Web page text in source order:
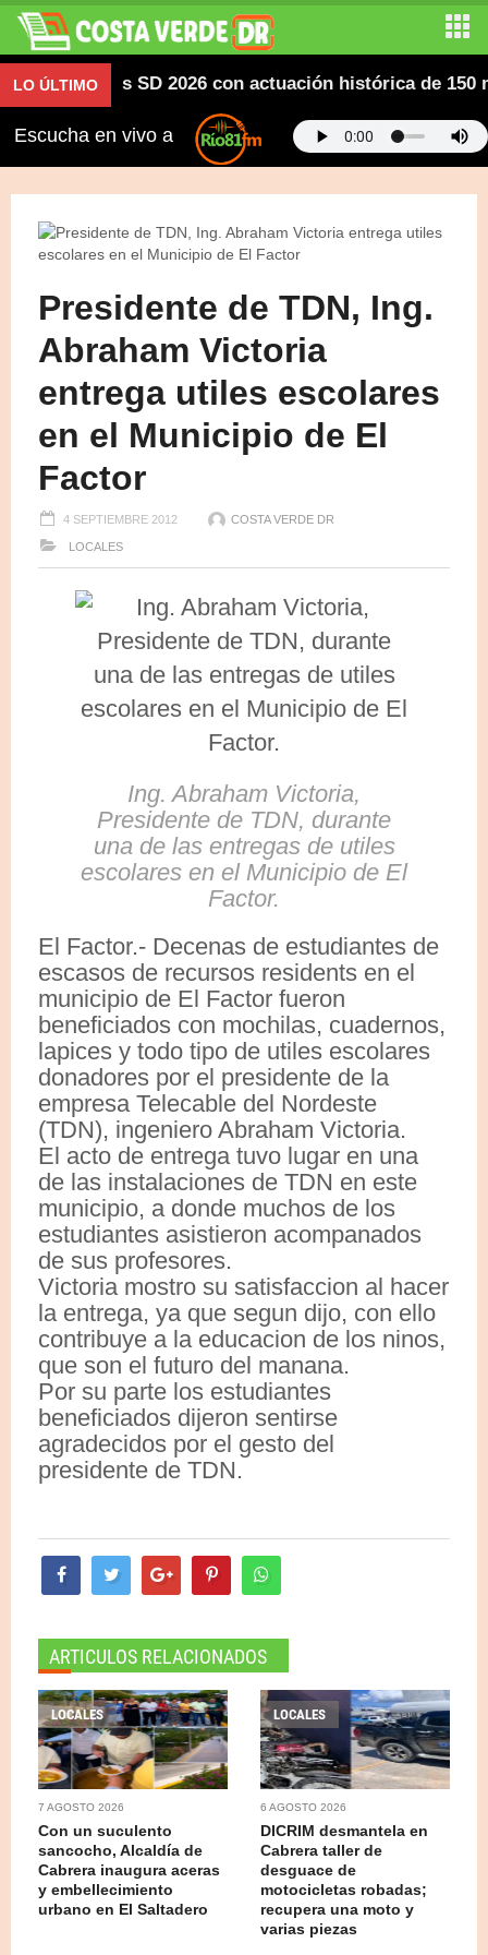
LO ÚLTIMO SD 2026 con actuación histórica de 150
Escucha en vivo a
Presidente de TDN, Ing.
Abraham Victoria
entrega utiles escolares
en el Municipio de El
Factor
4 SEPTIEMBRE 2012 COSTA VERDE DR
LOCALES
Ing. Abraham Victoria,
Presidente de TDN, durante
una de las entregas de utiles
escolares en el Municipio de El
Factor.
El Factor.- Decenas de estudiantes de
escasos de recursos residents en el
municipio de El Factor fueron
beneficiados con mochilas, cuadernos,
lapices y todo tipo de utiles escolares
donadores por el presidente de la
empresa Telecable del Nordeste
(TDN), ingeniero Abraham Victoria.
El acto de entrega tuvo lugar en una
de las instalaciones de TDN en este
municipio, a donde muchos de los
estudiantes asistieron acompanados
de sus profesores.
Victoria mostro su satisfaccion al hacer
la entrega, ya que segun dijo, con ello
contribuye a la educacion de los ninos,
que son el futuro del manana.
Por su parte los estudiantes
beneficiados dijeron sentirse
agradecidos por el gesto del
presidente de TDN.
ARTICULOS RELACIONADOS
LOCALES
7 AGOSTO 2026
Con un suculento
sancocho, Alcaldía de
Cabrera inaugura aceras
y embellecimiento
urbano en El Saltadero
LOCALES
6 AGOSTO 2026
DICRIM desmantela en
Cabrera taller de
desguace de
motocicletas robadas;
recupera una moto y
varias piezas